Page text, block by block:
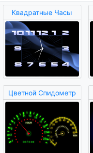
Квадратные Часы
Цветной Спидометр